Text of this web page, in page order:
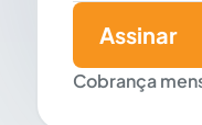
Cobrança
Assinar